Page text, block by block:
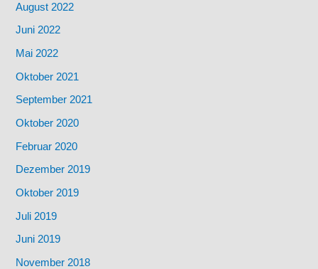
August 2022
Juni 2022
Mai 2022
Oktober 2021
September 2021
Oktober 2020
Februar 2020
Dezember 2019
Oktober 2019
Juli 2019
Juni 2019
November 2018